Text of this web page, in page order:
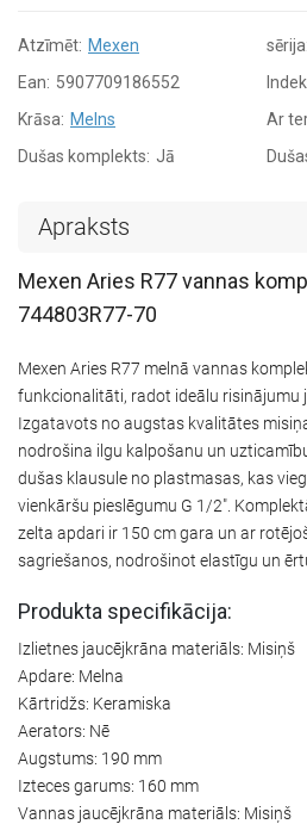
Atzīmēt: Mexen sērija:
Ean: 5907709186552
Krāsa: Melns Ar
Dušas komplekts: Jā
Apraksts
Mexen Aries R77 vannas
744803R77-70
Mexen Aries R77 melnā vannas
funkcionalitāti, radot ideālu risinājumu
Izgatavots no augstas kvalitātes
nodrošina ilgu kalpošanu un
dušas klausule no plastmasas, kas
vienkāršu pieslēgumu G 1/2".
zelta apdari ir 150 cm gara un ar
sagriešanos, nodrošinot elastīgu un
Produkta specifikācija:
Izlietnes jaucējkrāna materiāls: Misiņš
Apdare: Melna
Kārtridžs: Keramiska
Aerators: Nē
Augstums: 190 mm
Izteces garums: 160 mm
Vannas jaucējkrāna materiāls: Misiņš